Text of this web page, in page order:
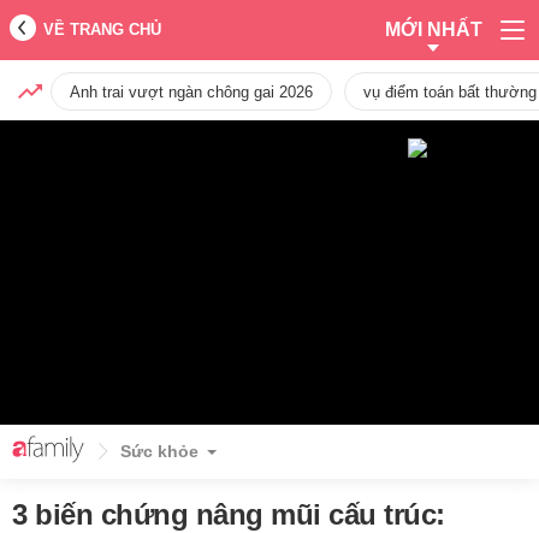
VỀ TRANG CHỦ MỚI NHẤT
Anh trai vượt ngàn chông gai 2026 vụ điểm toán bất
Sức khỏe
3 biến chứng nâng mũi cấu trúc: